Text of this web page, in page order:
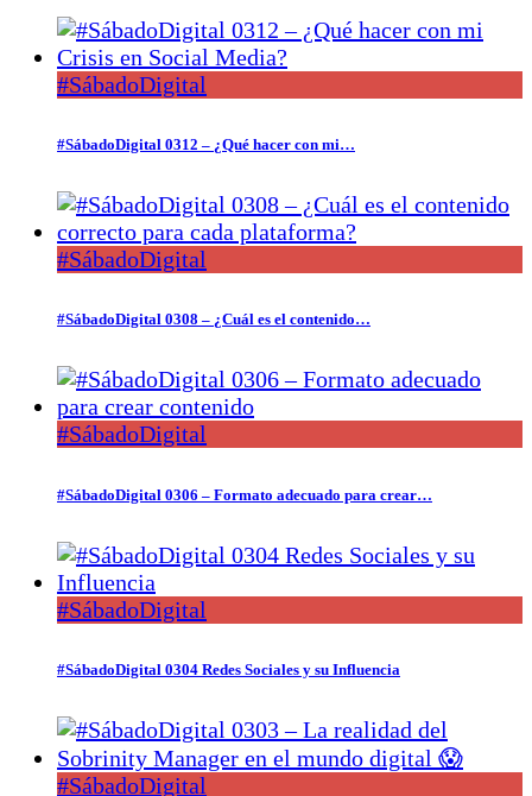
#SábadoDigital
#SábadoDigital 0312 – ¿Qué hacer con mi…
#SábadoDigital
#SábadoDigital 0308 – ¿Cuál es el contenido…
#SábadoDigital
#SábadoDigital 0306 – Formato adecuado para crear…
#SábadoDigital
#SábadoDigital 0304 Redes Sociales y su Influencia
#SábadoDigital